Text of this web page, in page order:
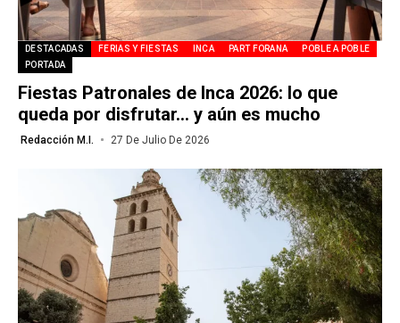
DESTACADAS FERIAS Y FIESTAS INCA PART FORANA
POBLE A POBLE
PORTADA
Fiestas Patronales de Inca 2026: lo que
queda por disfrutar… y aún es mucho
Redacción M.I. 27 De Julio De 2026